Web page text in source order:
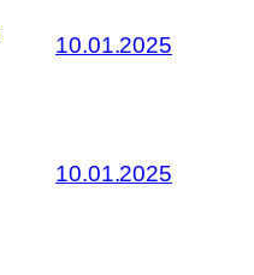
10.01.2025
10.01.2025